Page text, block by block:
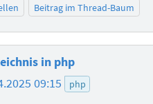
Beitrag im Thread-Baum
in php
09:15 php